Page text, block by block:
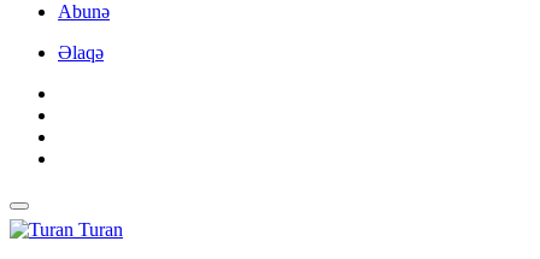
Abunə
Əlaqə
Turan